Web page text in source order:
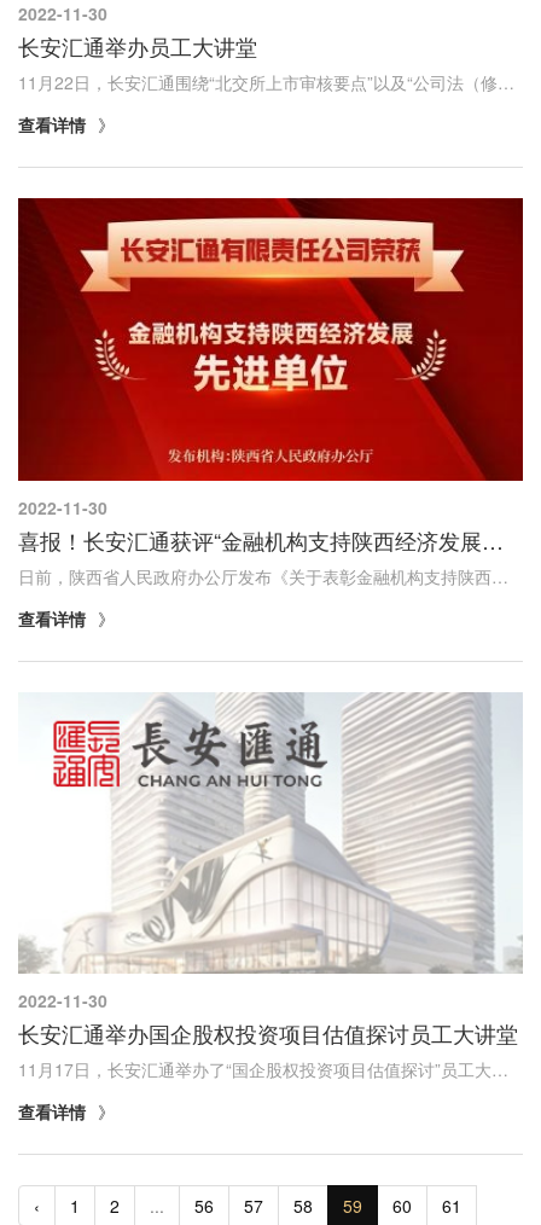
2022-11-30
长安汇通举办员工大讲堂
11月22日，长安汇通围绕“北交所上市审核要点”以及“公司法（修订草案）重点内容解读与分析”两个主题举办员工大讲堂，公司本部、秦川租赁、保理和基金公司干部职工参加交流学习。
查看详情
2022-11-30
喜报！长安汇通获评“金融机构支持陕西经济发展先进单位”
日前，陕西省人民政府办公厅发布《关于表彰金融机构支持陕西经济发展先进单位和先进个人的通报》，长安汇通公司荣获“金融机构支持陕西经济发展先进单位”称号，长安汇通投资管理部葛朋荣获“金融机构支持陕西经济发展先进个人”称号。
查看详情
2022-11-30
长安汇通举办国企股权投资项目估值探讨员工大讲堂
11月17日，长安汇通举办了“国企股权投资项目估值探讨”员工大讲堂，邀请了原北京天健兴业资产评估公司国际部总经理，现澳门科技大学商学院在读博士，资产评估师周国康主讲，公司本部各部门、基金公司、租赁保理公司业务和财务部门员工参加。
查看详情
‹ 1 2 ... 56 57 58 59 60 61